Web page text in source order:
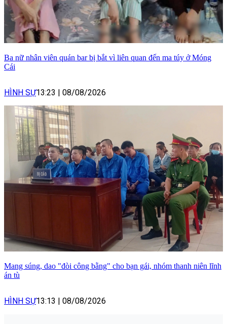
Ba nữ nhân viên quán bar bị bắt vì liên quan đến ma túy ở Móng
Cái
HÌNH SỰ13:23 | 08/08/2026
Mang súng, dao "đòi công bằng" cho bạn gái, nhóm thanh niên lĩnh
án tù
HÌNH SỰ13:13 | 08/08/2026